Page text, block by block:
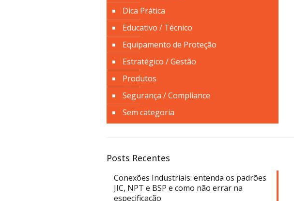
Dica Prática
Educativo / Técnico
Equipamento de Proteção
Estratégico / Gestão
Produtos
Segurança / Compliance
Sem categoria
Posts Recentes
Conexões Industriais: entenda os padrões
JIC, NPT e BSP e como não errar na
especificação